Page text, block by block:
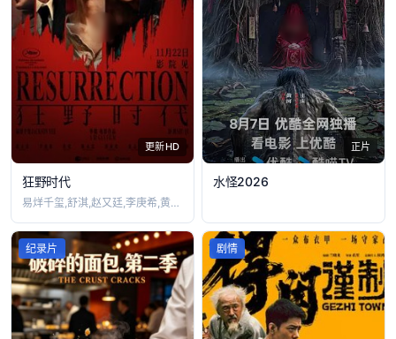
更新HD
狂野时代
易烊千玺,舒淇,赵又廷,李庚希,黄觉,陈
正片
水怪2026
纪录片 剧情